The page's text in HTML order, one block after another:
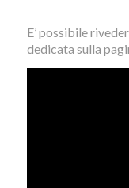
E’ possibile
dedicata sulla